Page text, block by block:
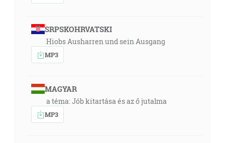
SRPSKOHRVATSKI
Hiobs Ausharren und sein Ausgang
MP3
MAGYAR
a téma: Jób kitartása és az ő jutalma
MP3